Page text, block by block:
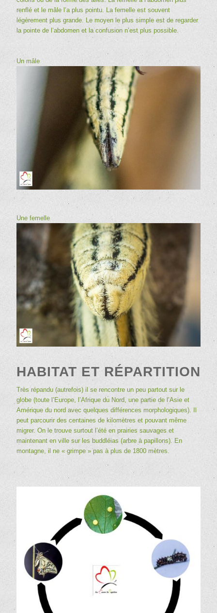
renflé et le mâle l’a plus pointu. La femelle est souvent
légèrement plus grande. Le moyen le plus simple est de regarder
la pointe de l’abdomen et la confusion n’est plus possible.
Un mâle
Une femelle
HABITAT ET RÉPARTITION
Très répandu (autrefois) il se rencontre un peu partout sur le
globe (toute l’Europe, l’Afrique du Nord, une partie de l’Asie et
Amérique du nord avec quelques différences morphologiques). Il
peut parcourir des centaines de kilomètres et pouvant même
migrer. On le trouve surtout l’été en prairies sauvages et
maintenant en ville sur les buddléias (arbre à papillons). En
montagne, il ne « grimpe » pas à plus de 1800 mètres.